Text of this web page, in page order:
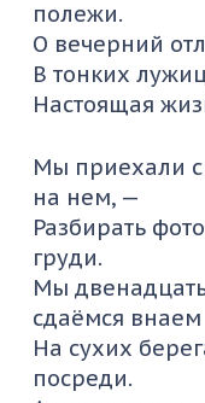
полежи.
О вечерний
В тонких
Настоящая
Мы приехали с
на нем, —
Разбирать
груди.
Мы
сдаёмся внаем
На сухих
посреди.